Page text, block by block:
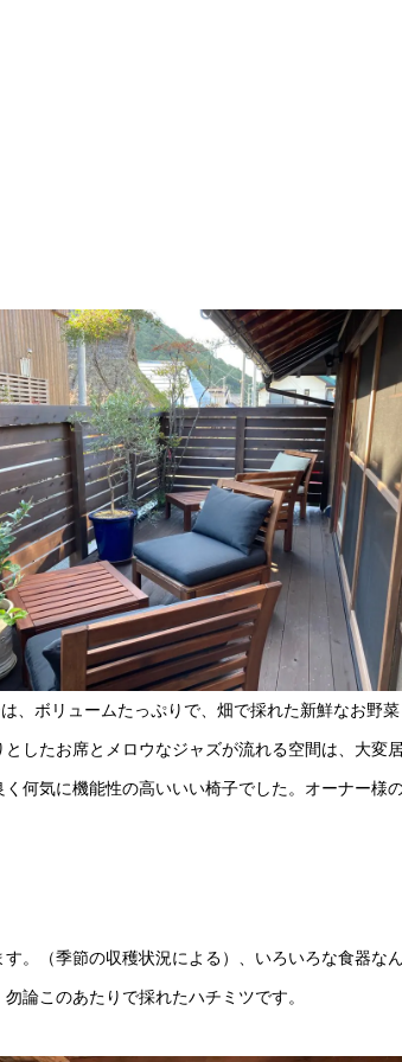
、ボリュームたっぷりで、畑で採れた新鮮なお野
したお席とメロウなジャズが流れる空間は、大変
何気に機能性の高いいい椅子でした。オーナー様
。（季節の収穫状況による）、いろいろな食器な
論このあたりで採れたハチミツです。